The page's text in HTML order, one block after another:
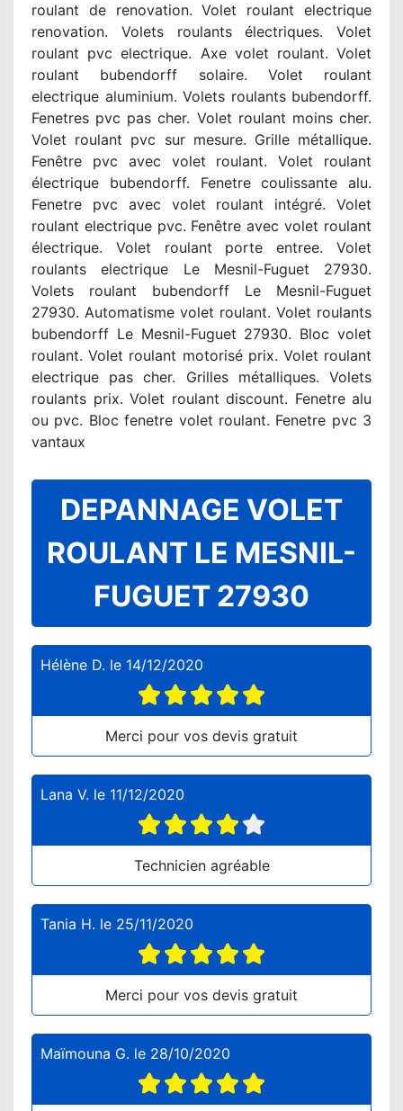
roulant de renovation. Volet roulant electrique
renovation. Volets roulants électriques. Volet
roulant pvc electrique. Axe volet roulant. Volet
roulant bubendorff solaire. Volet roulant
electrique aluminium. Volets roulants bubendorff.
Fenetres pvc pas cher. Volet roulant moins cher.
Volet roulant pvc sur mesure. Grille métallique.
Fenêtre pvc avec volet roulant. Volet roulant
électrique bubendorff. Fenetre coulissante alu.
Fenetre pvc avec volet roulant intégré. Volet
roulant electrique pvc. Fenêtre avec volet roulant
électrique. Volet roulant porte entree. Volet
roulants electrique Le Mesnil-Fuguet 27930.
Volets roulant bubendorff Le Mesnil-Fuguet
27930. Automatisme volet roulant. Volet roulants
bubendorff Le Mesnil-Fuguet 27930. Bloc volet
roulant. Volet roulant motorisé prix. Volet roulant
electrique pas cher. Grilles métalliques. Volets
roulants prix. Volet roulant discount. Fenetre alu
ou pvc. Bloc fenetre volet roulant. Fenetre pvc 3
vantaux
DEPANNAGE VOLET
ROULANT LE MESNIL-
FUGUET 27930
Hélène D. le 14/12/2020
Merci pour vos devis gratuit
Lana V. le 11/12/2020
Technicien agréable
Tania H. le 25/11/2020
Merci pour vos devis gratuit
Maïmouna G. le 28/10/2020